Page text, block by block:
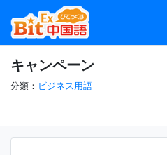
キャンペーン
分類： ビジネス用語